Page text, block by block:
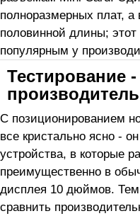
полноразмерных плат, а
половинной длины;
популярным у
Тестирование -
С позиционированием
все кристально ясно -
устройства, в которые
преимущественно в
дисплея 10 дюймов.
сравнить